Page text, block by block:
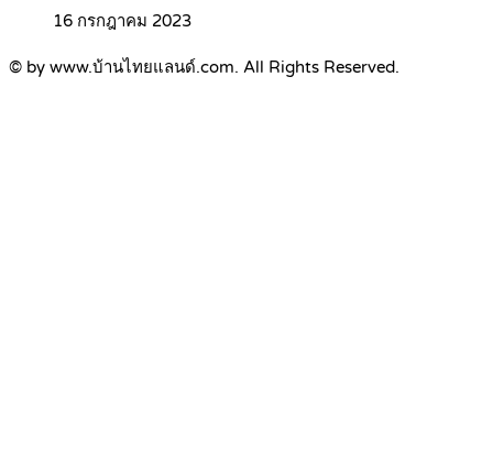
16 กรกฎาคม 2023
© by www.บ้านไทยแลนด์.com. All Rights Reserved.